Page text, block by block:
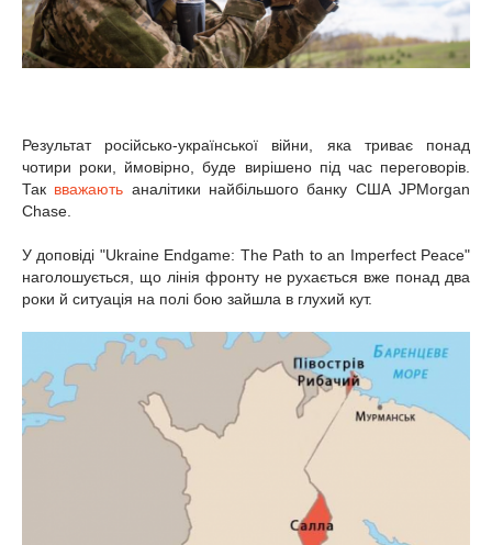
Результат російсько-української війни, яка триває понад
чотири роки, ймовірно, буде вирішено під час переговорів.
Так вважають аналітики найбільшого банку США JPMorgan
Chase.
У доповіді "Ukraine Endgame: The Path to an Imperfect Peace"
наголошується, що лінія фронту не рухається вже понад два
роки й ситуація на полі бою зайшла в глухий кут.